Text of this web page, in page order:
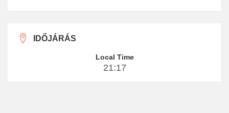
IDŐJÁRÁS
Local Time
21:17